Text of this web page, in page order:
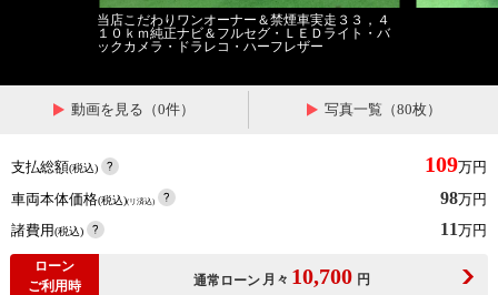
当店こだわりワンオーナー＆禁煙車実走３３，４
１０ｋｍ純正ナビ＆フルセグ・ＬＥＤライト・バ
ックカメラ・ドラレコ・ハーフレザー
動画を見る（0件） 写真一覧（80枚）
支払総額(税込) 109万円
車両本体価格(税込)(リ済込) 98万円
諸費用(税込) 11万円
ローン
ご利用時
通常ローン 月々 10,700 円